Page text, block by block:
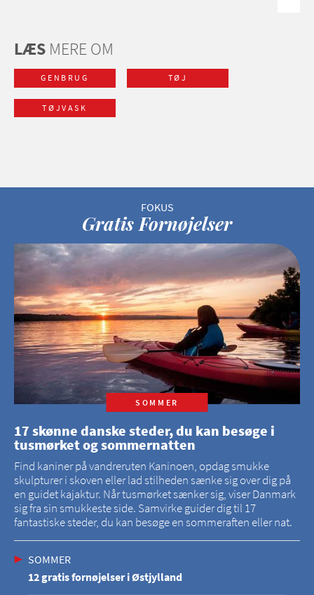
LÆS MERE OM
GENBRUG TØJ
TØJVASK
Gratis Fornøjelser
SOMMER
17 skønne danske steder, du kan besøge i
tusmørket og sommernatten
Find kaniner på vandreruten Kaninoen, opdag smukke
skulpturer i skoven eller lad stilheden sænke sig over dig på
en guidet kajaktur. Når tusmørket sænker sig, viser Danmark
sig fra sin smukkeste side. Samvirke guider dig til 17
fantastiske steder, du kan besøge en sommeraften eller nat.
SOMMER
12 gratis fornøjelser i Østjylland